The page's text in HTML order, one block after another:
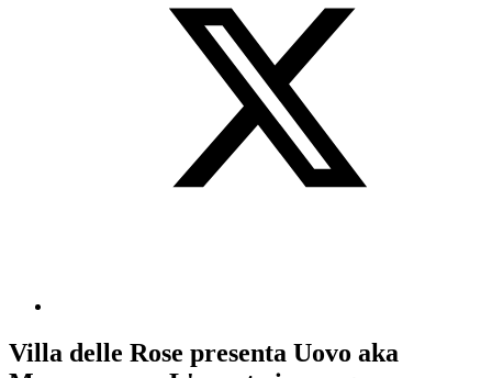
Villa delle Rose presenta Uovo aka